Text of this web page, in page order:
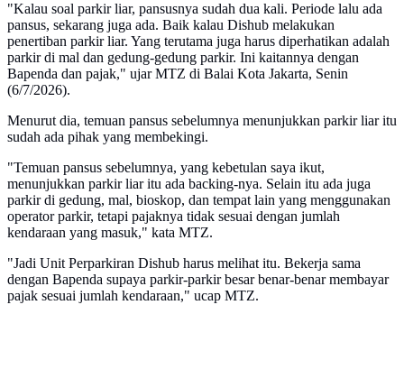
"Kalau soal parkir liar, pansusnya sudah dua kali. Periode lalu ada
pansus, sekarang juga ada. Baik kalau Dishub melakukan
penertiban parkir liar. Yang terutama juga harus diperhatikan adalah
parkir di mal dan gedung-gedung parkir. Ini kaitannya dengan
Bapenda dan pajak," ujar MTZ di Balai Kota Jakarta, Senin
(6/7/2026).
Menurut dia, temuan pansus sebelumnya menunjukkan parkir liar itu
sudah ada pihak yang membekingi.
"Temuan pansus sebelumnya, yang kebetulan saya ikut,
menunjukkan parkir liar itu ada backing-nya. Selain itu ada juga
parkir di gedung, mal, bioskop, dan tempat lain yang menggunakan
operator parkir, tetapi pajaknya tidak sesuai dengan jumlah
kendaraan yang masuk," kata MTZ.
"Jadi Unit Perparkiran Dishub harus melihat itu. Bekerja sama
dengan Bapenda supaya parkir-parkir besar benar-benar membayar
pajak sesuai jumlah kendaraan," ucap MTZ.